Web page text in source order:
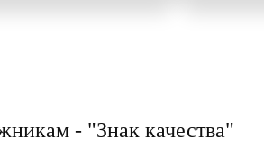
- "Знак качества"